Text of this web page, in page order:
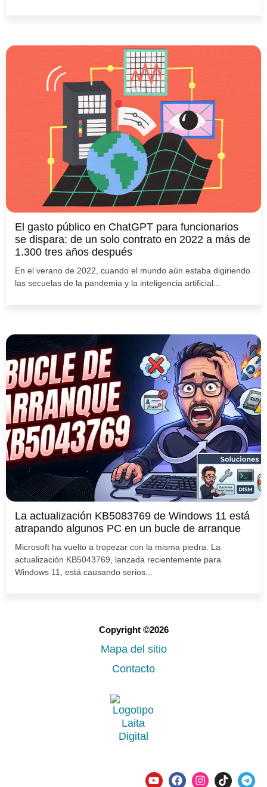
El gasto público en ChatGPT para funcionarios
se dispara: de un solo contrato en 2022 a más de
1.300 tres años después
En el verano de 2022, cuando el mundo aún estaba digiriendo
las secuelas de la pandemia y la inteligencia artificial...
La actualización KB5083769 de Windows 11 está
atrapando algunos PC en un bucle de arranque
Microsoft ha vuelto a tropezar con la misma piedra. La
actualización KB5043769, lanzada recientemente para
Windows 11, está causando serios...
Copyright ©2026
Mapa del sitio
Contacto